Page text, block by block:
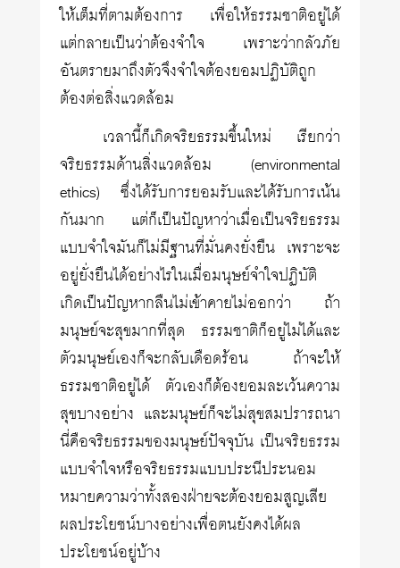
ให้เต็มที่ตามต้องการ เพื่อให้ธรรมชาติอยู่ได้
แต่กลายเป็นว่าต้องจำใจ เพราะว่ากลัวภัย
อันตรายมาถึงตัวจึงจำใจต้องยอมปฏิบัติถูก
ต้องต่อสิ่งแวดล้อม
เวลานี้ก็เกิดจริยธรรมขึ้นใหม่ เรียกว่า
จริยธรรมด้านสิ่งแวดล้อม (environmental
ethics) ซึ่งได้รับการยอมรับและได้รับการเน้น
กันมาก แต่ก็เป็นปัญหาว่าเมื่อเป็นจริยธรรม
แบบจำใจมันก็ไม่มีฐานที่มั่นคงยั่งยืน เพราะจะ
อยู่ยั่งยืนได้อย่างไรในเมื่อมนุษย์จำใจปฏิบัติ
เกิดเป็นปัญหากลืนไม่เข้าคายไม่ออกว่า ถ้า
มนุษย์จะสุขมากที่สุด ธรรมชาติก็อยู่ไม่ได้และ
ตัวมนุษย์เองก็จะกลับเดือดร้อน ถ้าจะให้
ธรรมชาติอยู่ได้ ตัวเองก็ต้องยอมละเว้นความ
สุขบางอย่าง และมนุษย์ก็จะไม่สุขสมปรารถนา
นี่คือจริยธรรมของมนุษย์ปัจจุบัน เป็นจริยธรรม
แบบจำใจหรือจริยธรรมแบบประนีประนอม
หมายความว่าทั้งสองฝ่ายจะต้องยอมสูญเสีย
ผลประโยชน์บางอย่างเพื่อตนยังคงได้ผล
ประโยชน์อยู่บ้าง